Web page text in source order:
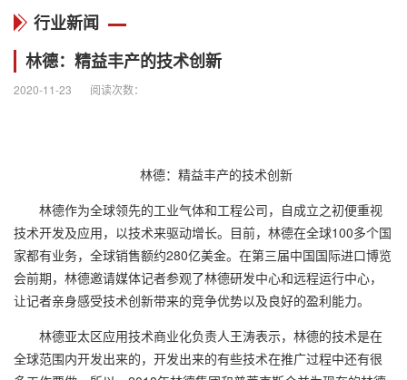
行业新闻
林德：精益丰产的技术创新
2020-11-23 阅读次数：
林德：精益丰产的技术创新
林德作为全球领先的工业气体和工程公司，自成立之初便重视
技术开发及应用，以技术来驱动增长。目前，林德在全球100多个国
家都有业务，全球销售额约280亿美金。在第三届中国国际进口博览
会前期，林德邀请媒体记者参观了林德研发中心和远程运行中心，
让记者亲身感受技术创新带来的竞争优势以及良好的盈利能力。
林德亚太区应用技术商业化负责人王涛表示，林德的技术是在
全球范围内开发出来的，开发出来的有些技术在推广过程中还有很